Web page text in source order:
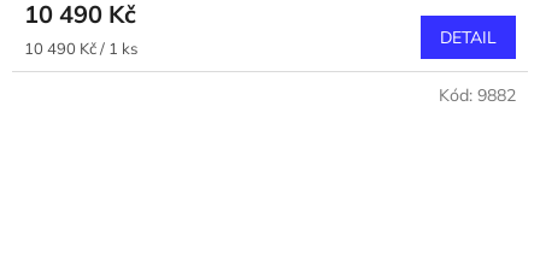
10 490 Kč
Měrná
cena:
10 490 Kč / 1 ks DETAIL
Kód: 9882